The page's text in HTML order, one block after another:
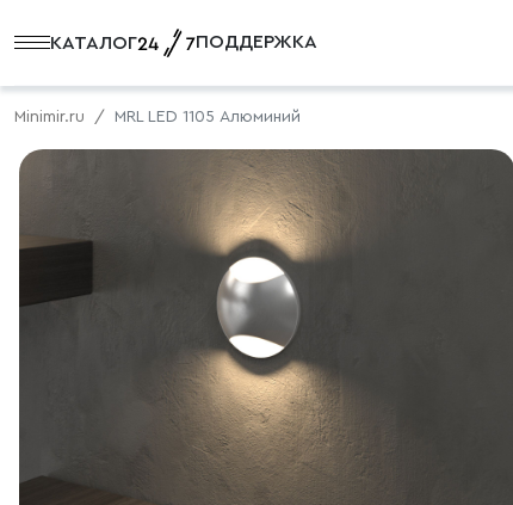
КАТАЛОГ ПОДДЕРЖКА
Minimir.ru MRL LED 1105 Алюминий